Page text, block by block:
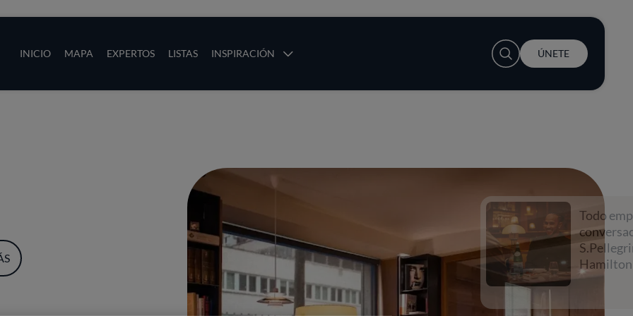
INICIO MAPA EXPERTOS LISTAS INSPIRACIÓN
User account menu
ÚNETE
Todo empieza con una
conversación con
S.Pellegrino y Lewis
Hamilton